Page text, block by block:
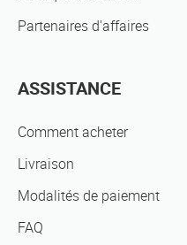
Partenaires d'affaires
ASSISTANCE
Comment acheter
Livraison
Modalités de paiement
FAQ